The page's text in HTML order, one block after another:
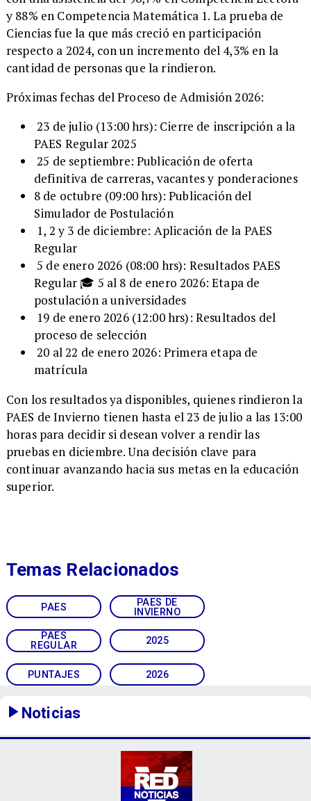
y 88% en Competencia Matemática 1. La prueba de
Ciencias fue la que más creció en participación
respecto a 2024, con un incremento del 4,3% en la
cantidad de personas que la rindieron.
Próximas fechas del Proceso de Admisión 2026:
23 de julio (13:00 hrs): Cierre de inscripción a la
PAES Regular 2025
25 de septiembre: Publicación de oferta
definitiva de carreras, vacantes y ponderaciones
8 de octubre (09:00 hrs): Publicación del
Simulador de Postulación
1, 2 y 3 de diciembre: Aplicación de la PAES
Regular
5 de enero 2026 (08:00 hrs): Resultados PAES
Regular 🎓 5 al 8 de enero 2026: Etapa de
postulación a universidades
19 de enero 2026 (12:00 hrs): Resultados del
proceso de selección
20 al 22 de enero 2026: Primera etapa de
matrícula
Con los resultados ya disponibles, quienes rindieron la
PAES de Invierno tienen hasta el 23 de julio a las 13:00
horas para decidir si desean volver a rendir las
pruebas en diciembre. Una decisión clave para
continuar avanzando hacia sus metas en la educación
superior.
PAES
PAES DE
INVIERNO
PAES
REGULAR
2025
PUNTAJES 2026
Temas Relacionados
Noticias